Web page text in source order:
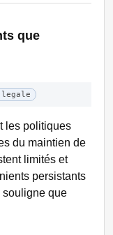
que
legale
les politiques
du maintien de
limités et
persistants
souligne que